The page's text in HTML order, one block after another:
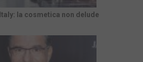
la cosmetica non delude